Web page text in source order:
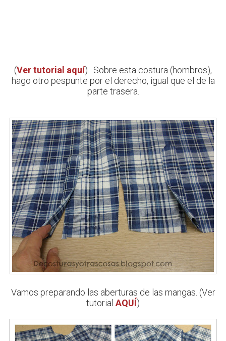
(Ver tutorial aquí). Sobre esta costura (hombros),
hago otro pespunte por el derecho, igual que el de la
parte trasera.
Vamos preparando las aberturas de las mangas. (Ver
tutorial AQUÍ)